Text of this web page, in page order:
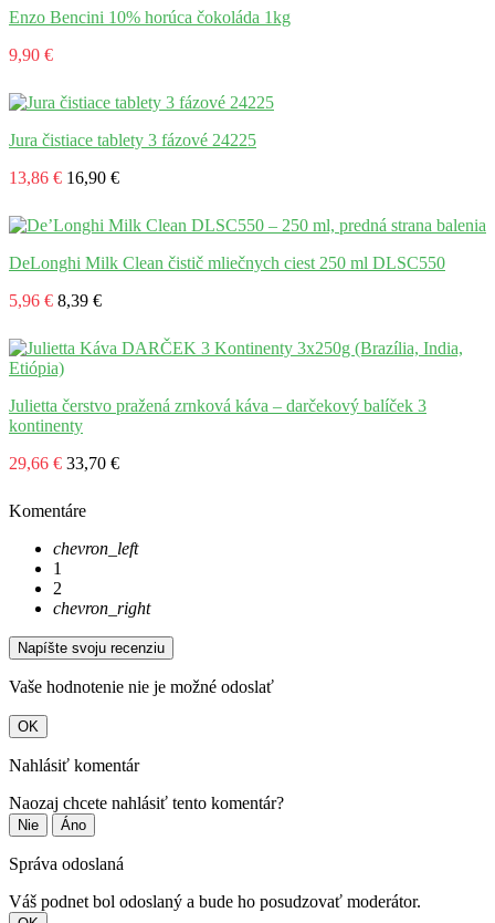
Enzo Bencini 10% horúca čokoláda 1kg
9,90 €
Jura čistiace tablety 3 fázové 24225
13,86 € 16,90 €
DeLonghi Milk Clean čistič mliečnych ciest 250 ml DLSC550
5,96 € 8,39 €
Julietta čerstvo pražená zrnková káva – darčekový balíček 3
kontinenty
29,66 € 33,70 €
Komentáre
chevron_left
1
2
chevron_right
Napíšte svoju recenziu
Vaše hodnotenie nie je možné odoslať
OK
Nahlásiť komentár
Naozaj chcete nahlásiť tento komentár?
Nie Áno
Správa odoslaná
Váš podnet bol odoslaný a bude ho posudzovať moderátor.